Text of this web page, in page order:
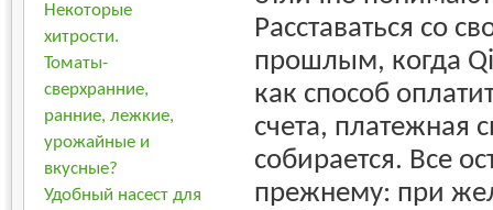
Некоторые
хитрости.
Томаты-
сверхранние,
ранние, лежкие,
урожайные и
вкусные?
Удобный насест для
Расставаться со
прошлым, когда
как способ
счета, платежная
собирается. Все
прежнему: при